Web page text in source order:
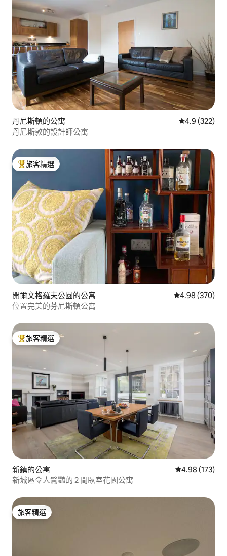
丹尼斯頓的公寓 從 322 則評
4.9 (322)
丹尼斯敦的設計師公寓
旅客精選榜首
旅客精選
開爾文格羅夫公園的公寓 從 370 則評價
4.98 (370)
位置完美的芬尼斯頓公寓
旅客精選榜首
旅客精選
新鎮的公寓 從 173 則評價
4.98 (173)
新城區令人驚豔的 2 間臥室花園公寓
旅客精選
旅客精選